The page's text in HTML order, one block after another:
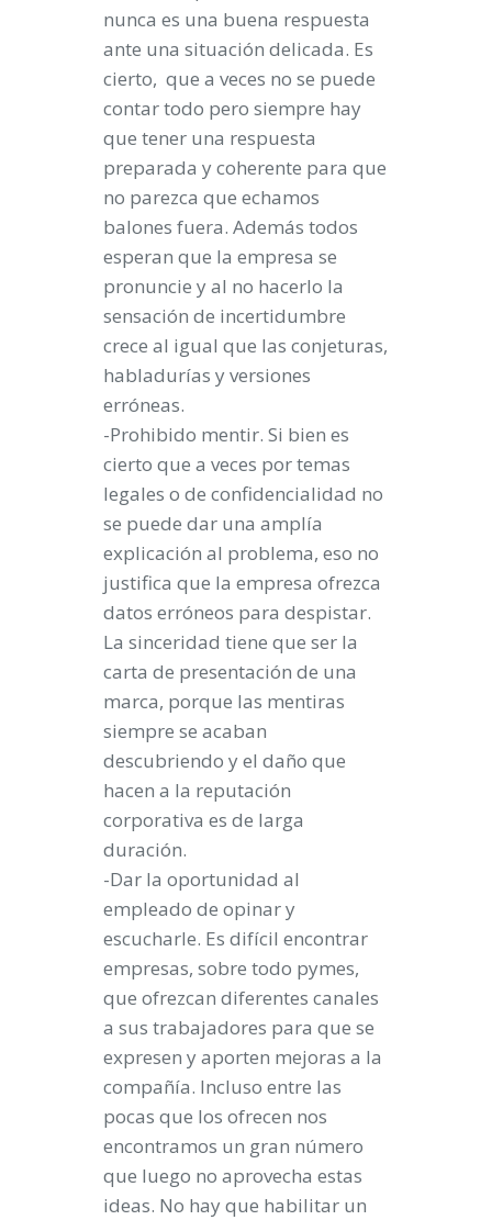
nunca es una buena respuesta
ante una situación delicada. Es
cierto, que a veces no se puede
contar todo pero siempre hay
que tener una respuesta
preparada y coherente para que
no parezca que echamos
balones fuera. Además todos
esperan que la empresa se
pronuncie y al no hacerlo la
sensación de incertidumbre
crece al igual que las conjeturas,
habladurías y versiones
erróneas.
-Prohibido mentir. Si bien es
cierto que a veces por temas
legales o de confidencialidad no
se puede dar una amplía
explicación al problema, eso no
justifica que la empresa ofrezca
datos erróneos para despistar.
La sinceridad tiene que ser la
carta de presentación de una
marca, porque las mentiras
siempre se acaban
descubriendo y el daño que
hacen a la reputación
corporativa es de larga
duración.
-Dar la oportunidad al
empleado de opinar y
escucharle. Es difícil encontrar
empresas, sobre todo pymes,
que ofrezcan diferentes canales
a sus trabajadores para que se
expresen y aporten mejoras a la
compañía. Incluso entre las
pocas que los ofrecen nos
encontramos un gran número
que luego no aprovecha estas
ideas. No hay que habilitar un